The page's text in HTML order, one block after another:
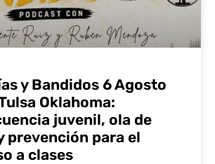
y Bandidos 6 Agosto
Oklahoma:
juvenil, ola de
prevención para el
a clases